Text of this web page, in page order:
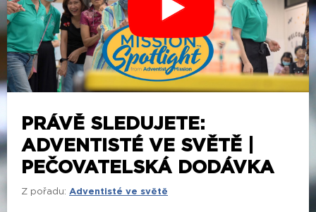
PRÁVĚ SLEDUJETE:
ADVENTISTÉ VE SVĚTĚ |
PEČOVATELSKÁ DODÁVKA
Z pořadu: Adventisté ve světě